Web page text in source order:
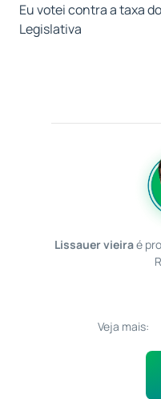
Eu votei contra a taxa
Legislativa
Lissauer vieiraé
Veja mais: